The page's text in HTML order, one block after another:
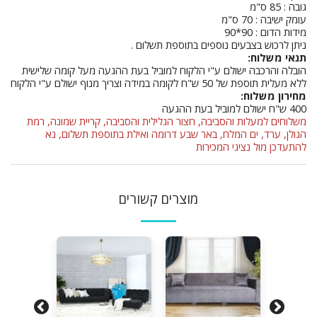
גובה : 85 ס"מ
עומק ישיבה : 70 ס"מ
מידות הדום : 90*90
ניתן לרכוש בצבעים נוספים בתוספת תשלום .
תנאי משלוח:
הובלה והרכבה ישולם ע"י הלקוח למוביל בעת ההגעה מעל קומה שלישית
ללא מעלית תוספת של 50 ש"ח לקומה במידה וצריך מנוף ישולם ע"י הלקוח
מחירון משלוח:
400 ש"ח ישולם למוביל בעת ההגעה
משלוחים למעלות והסביבה, חצור הגלילית והסביבה, קריית שמונה, רמת
הגולן, ערד, ים המלח, באר שבע דרומה ואילת בתוספת תשלום, נא
להתעדכן מול נציגי המכירות
מוצרים קשורים